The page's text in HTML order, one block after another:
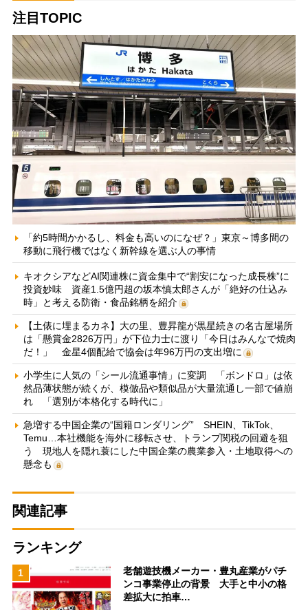
注目TOPIC
「約5時間かかるし、料金も高いのになぜ？」東京～博多間の
移動に飛行機ではなく新幹線を選ぶ人の事情
キオクシアなどAI関連株に資金集中で“割安になった成長株”に
投資妙味 資産1.5億円超の坂本慎太郎さんが「絶好の仕込み
時」と考える防衛・食品銘柄を紹介
【土俵に埋まるカネ】大の里、豊昇龍が黒星続きの名古屋場所
は「懸賞金2826万円」が下位力士に渡り「今日はみんなで焼肉
だ！」 金星4個配給で協会は年96万円の支出増に
小学生に人気の「シール流通事情」に変調 「ボンドロ」は依
然品薄状態が続くが、模倣品や類似品が大量流通し一部で値崩
れ 「選別が本格化する時代に」
急増する中国企業の“国籍ロンダリング” SHEIN、TikTok、
Temu…本社機能を海外に移転させ、トランプ関税の回避を狙
う 現地人を隠れ蓑にした中国企業の農業参入・土地取得への
懸念も
関連記事
ランキング
1
老舗遊技機メーカー・豊丸産業がパチ
ンコ事業停止の背景 大手と中小の格
差拡大に拍車…